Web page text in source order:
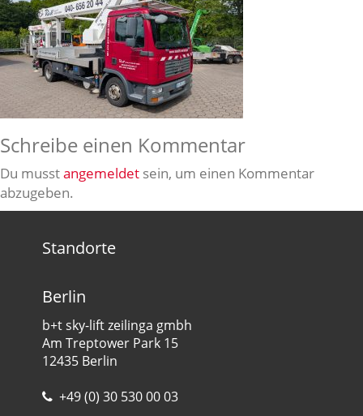
Schreibe einen Kommentar
Du musstangemeldet sein, um einen Kommentar
abzugeben.
Standorte
Berlin
b+t sky-lift zeilinga gmbh
Am Treptower Park 15
12435 Berlin
+49 (0) 30 530 00 03